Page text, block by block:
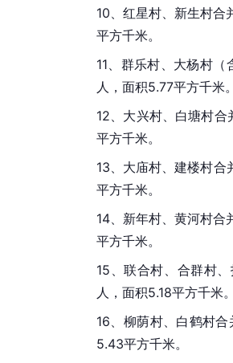
10、红星村、新生村
平方千米。
11、群乐村、大杨村
人，面积5.77平方千米
12、大兴村、白塘村
平方千米。
13、大庙村、建楼村
平方千米。
14、新年村、黄河村
平方千米。
15、联合村、合群村
人，面积5.18平方千米
16、柳荫村、白鹤村
5.43平方千米。